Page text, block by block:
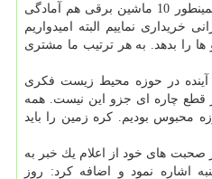
ناوگان پست اضافه خواهد شد همینطور 10 ماشین برقی هم آمادگی
خریداری نماییم البته امیدواریم
ها را بدهد. به هر ترتیب ما مشتری
آینده در حوزه محیط زیست فكری
قطع چاره ای جزو این نیست. همه
محبوس بودیم. كره زمین را باید
صحبت های خود از اعلام یك خبر به
اشاره نمود و اضافه كرد: روز